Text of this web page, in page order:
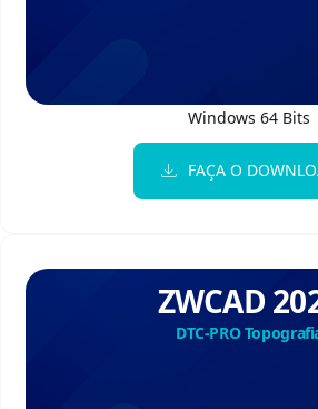
Windows 64 Bits
FAÇA O
ZWCAD
DTC-PRO